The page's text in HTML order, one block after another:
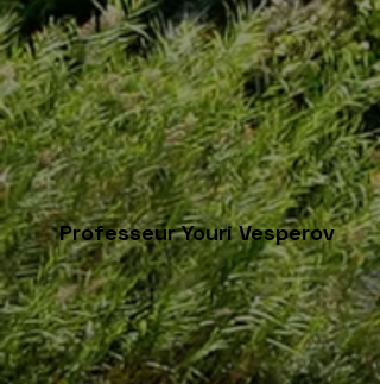
Professeur Youri Vesperov